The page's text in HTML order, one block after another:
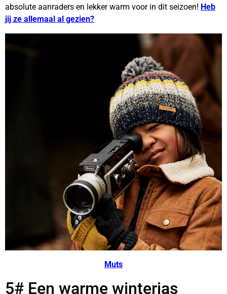
absolute aanraders en lekker warm voor in dit seizoen! Heb
jij ze allemaal al gezien?
Muts
5# Een warme winterjas